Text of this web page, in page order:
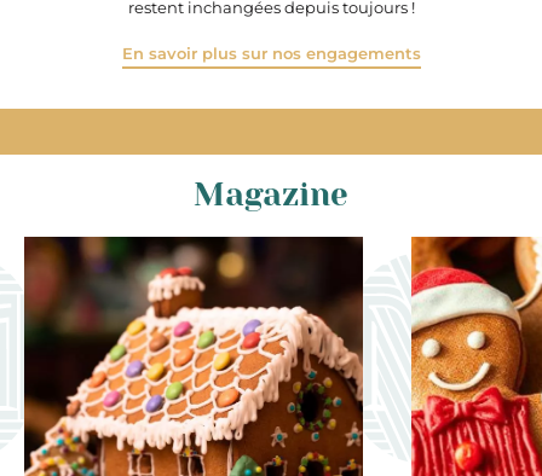
restent inchangées depuis toujours !
En savoir plus sur nos engagements
Magazine